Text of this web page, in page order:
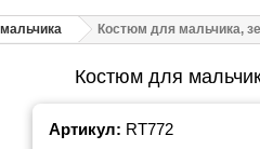
Костюм для мальчика,
Костюм для
Артикул: RT772